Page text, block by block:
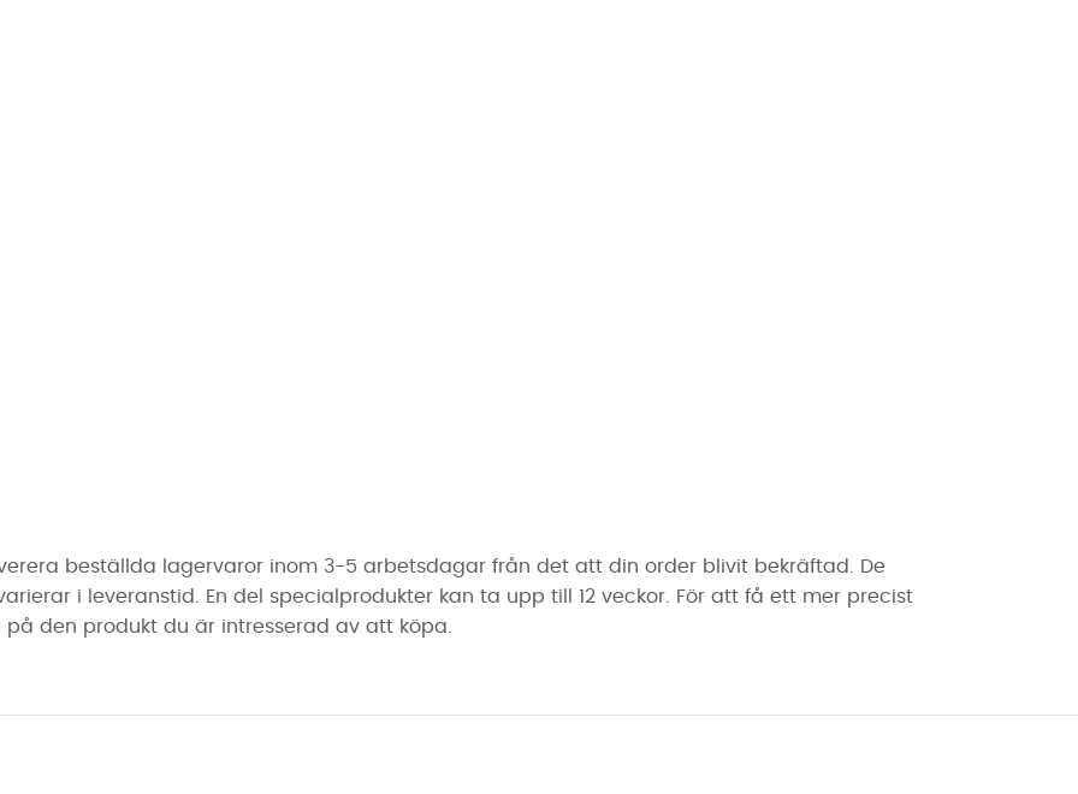
beställda lagervaror inom 3-5 arbetsdagar från det att din order blivit bekräftad. De
i leveranstid. En del specialprodukter kan ta upp till 12 veckor. För att få ett mer precist
den produkt du är intresserad av att köpa.